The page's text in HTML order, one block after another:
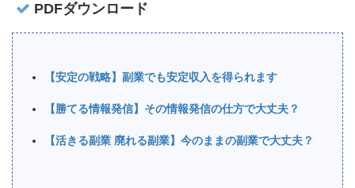
PDFダウンロード
【安定の戦略】副業でも安定収入を得られます
【勝てる情報発信】その情報発信の仕方で大丈夫？
【活きる副業 廃れる副業】今のままの副業で大丈夫？